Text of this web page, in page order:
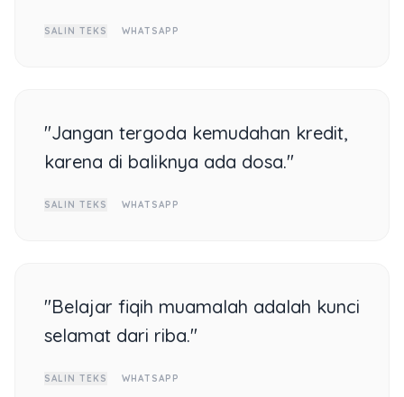
SALIN TEKS WHATSAPP
"Jangan tergoda kemudahan kredit,
karena di baliknya ada dosa."
SALIN TEKS WHATSAPP
"Belajar fiqih muamalah adalah kunci
selamat dari riba."
SALIN TEKS WHATSAPP